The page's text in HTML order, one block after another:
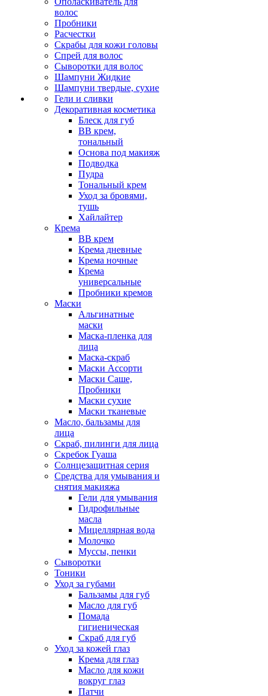
волос
Пробники
Расчестки
Скрабы для кожи головы
Спрей для волос
Сыворотки для волос
Шампуни Жидкие
Шампуни твердые, сухие
Гели и сливки
Декоративная косметика
Блеск для губ
ВВ крем,
тональный
Основа под макияж
Подводка
Пудра
Тональный крем
Уход за бровями,
тушь
Хайлайтер
Крема
ВВ крем
Крема дневные
Крема ночные
Крема
универсальные
Пробники кремов
Маски
Альгинатные
маски
Маска-пленка для
лица
Маска-скраб
Маски Ассорти
Маски Саше,
Пробники
Маски сухие
Маски тканевые
Масло, бальзамы для
лица
Скраб, пилинги для лица
Скребок Гуаша
Солнцезащитная серия
Средства для умывания и
снятия макияжа
Гели для умывания
Гидрофильные
масла
Мицеллярная вода
Молочко
Муссы, пенки
Сыворотки
Тоники
Уход за губами
Бальзамы для губ
Масло для губ
Помада
гигиеническая
Скраб для губ
Уход за кожей глаз
Крема для глаз
Масло для кожи
вокруг глаз
Патчи